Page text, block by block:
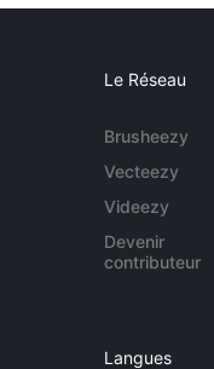
Le Réseau
Brusheezy
Vecteezy
Videezy
Devenir
contributeur
Langues